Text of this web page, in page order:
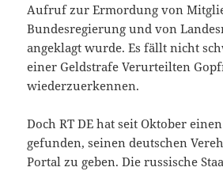
Aufruf zur Ermordung von
Bundesregierung und von
angeklagt wurde. Es fällt nicht
einer Geldstrafe Verurteilten
wiederzuerkennen.
Doch RT DE hat seit Oktober
gefunden, seinen deutschen
Portal zu geben. Die russische